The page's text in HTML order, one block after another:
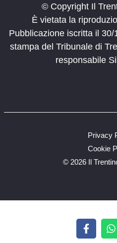
© Copyright Il
È vietata la
Pubblicazione iscritta il
stampa del Tribunale di
responsabile
© 2026 Il
Privacy
Cookie